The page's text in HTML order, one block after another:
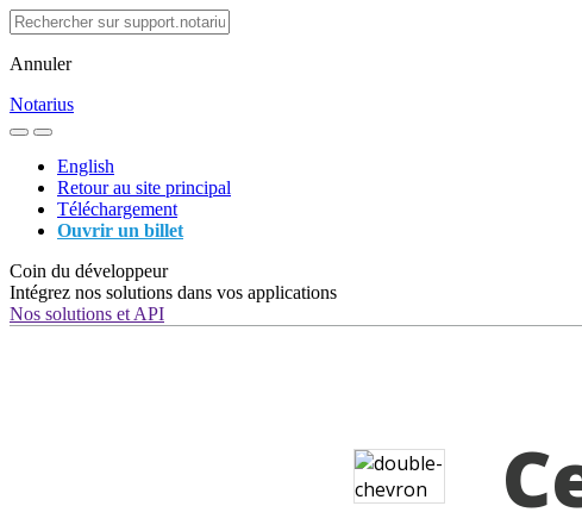
Annuler
Notarius
English
Retour au site principal
Téléchargement
Ouvrir un billet
Coin du développeur
Intégrez nos solutions dans vos applications
Nos solutions et API